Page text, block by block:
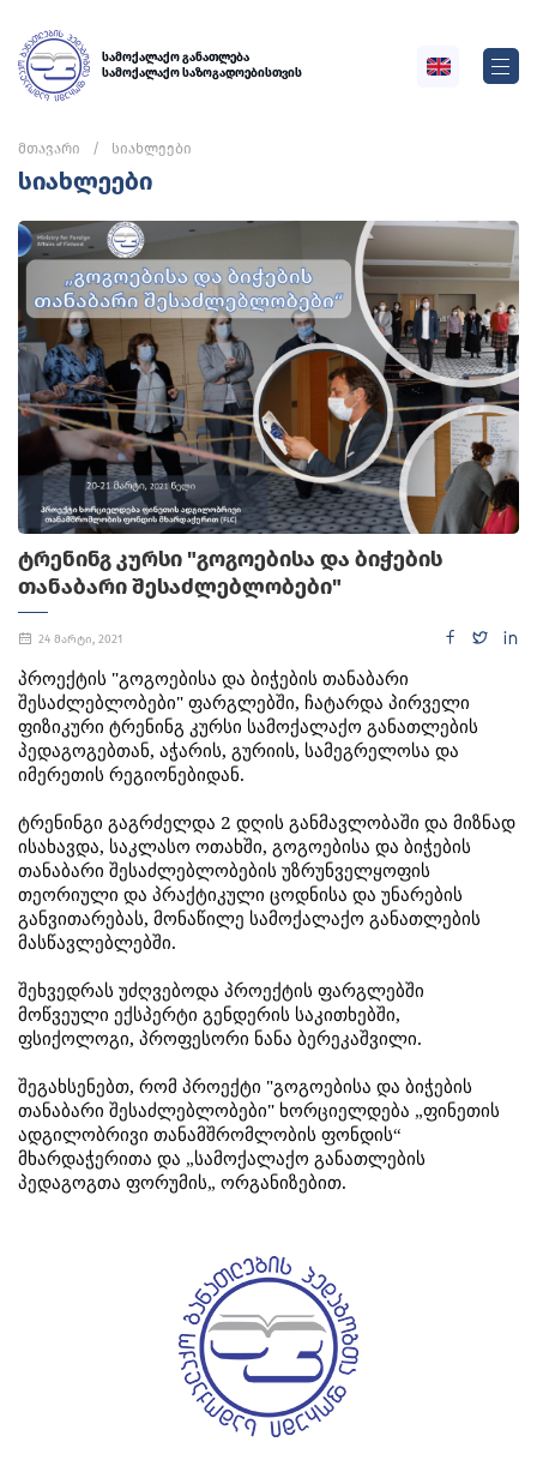
სამოქალაქო განათლება
სამოქალაქო საზოგადოებისთვის
მთავარი სიახლეები
სიახლეები
ᲢᲠᲔᲜᲘᲜᲒ ᲙᲣᲠᲡᲘ "ᲒᲝᲒᲝᲔᲑᲘᲡᲐ ᲓᲐ ᲑᲘᲭᲔᲑᲘᲡ
ᲗᲐᲜᲐᲑᲐᲠᲘ ᲨᲔᲡᲐᲫᲚᲔᲑᲚᲝᲑᲔᲑᲘ"
24 მარტი, 2021
პროექტის "გოგოებისა და ბიჭების თანაბარი
შესაძლებლობები" ფარგლებში, ჩატარდა პირველი
ფიზიკური ტრენინგ კურსი სამოქალაქო განათლების
პედაგოგებთან, აჭარის, გურიის, სამეგრელოსა და
იმერეთის რეგიონებიდან.
ტრენინგი გაგრძელდა 2 დღის განმავლობაში და მიზნად
ისახავდა, საკლასო ოთახში, გოგოებისა და ბიჭების
თანაბარი შესაძლებლობების უზრუნველყოფის
თეორიული და პრაქტიკული ცოდნისა და უნარების
განვითარებას, მონაწილე სამოქალაქო განათლების
მასწავლებლებში.
შეხვედრას უძღვებოდა პროექტის ფარგლებში
მოწვეული ექსპერტი გენდერის საკითხებში,
ფსიქოლოგი, პროფესორი ნანა ბერეკაშვილი.
შეგახსენებთ, რომ პროექტი "გოგოებისა და ბიჭების
თანაბარი შესაძლებლობები" ხორციელდება „ფინეთის
ადგილობრივი თანამშრომლობის ფონდის“
მხარდაჭერითა და „სამოქალაქო განათლების
პედაგოგთა ფორუმის„ ორგანიზებით.